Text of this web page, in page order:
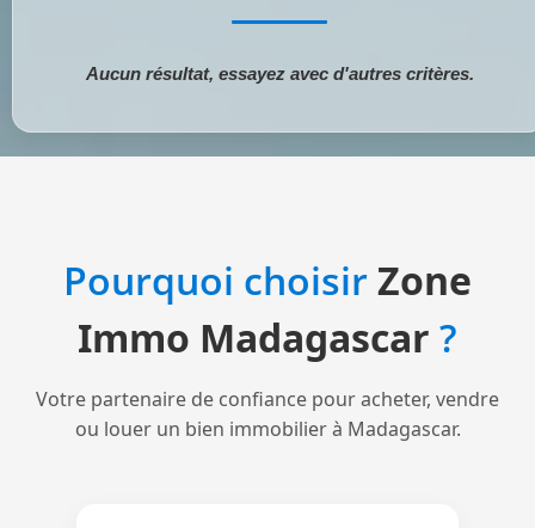
Aucun résultat, essayez avec d'autres critères.
Pourquoi choisirZone
Immo Madagascar ?
Votre partenaire de confiance pour acheter, vendre
ou louer un bien immobilier à Madagascar.